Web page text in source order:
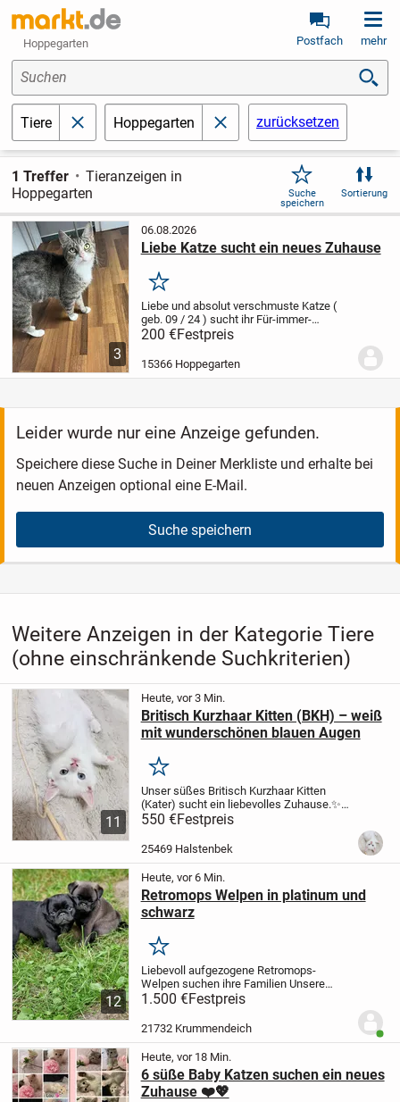
Hoppegarten Postfach mehr
Suchen
Tiere schließenHoppegarten schließenzurücksetzen
1 Treffer
Tieranzeigen in
Hoppegarten
Suche
speichern
Sortierung
3
06.08.2026
Liebe Katze sucht ein neues Zuhause
Merken
Liebe und absolut verschmuste Katze (
geb. 09 / 24 ) sucht ihr Für-immer-
Zuhause.Sie ist kastriert, gechippt und
Hunde sollten nicht im selben
Haushalt leben.
200 €Festpreis
15366 Hoppegarten
Leider wurde nur eine Anzeige gefunden.
Speichere diese Suche in Deiner Merkliste und erhalte bei
neuen Anzeigen optional eine E-Mail.
Suche speichern
Weitere Anzeigen in der Kategorie Tiere
(ohne einschränkende Suchkriterien)
11
Heute, vor 3 Min.
Britisch Kurzhaar Kitten (BKH) – weiß
mit wunderschönen blauen Augen
Merken
Unser süßes Britisch Kurzhaar Kitten
(Kater) sucht ein liebevolles Zuhause.✨
Geboren: 18.04. um 00:44 Uhr
Mit 12 Wochen
Augen: Wunderschöne blaue Augen
550 €Festpreis
25469 Halstenbek
12
Heute, vor 6 Min.
Retromops Welpen in platinum und
schwarz
Merken
Liebevoll aufgezogene Retromops-
Welpen suchen ihre FamilienUnsere
kleinen Retromöpse suchen noch ihr
passendes Zuhause. ❤️
wachsen bei uns mitten im Haus und im
1.500 €Festpreis
21732 Krummendeich
Heute, vor 18 Min.
6 süße Baby Katzen suchen ein neues
Zuhause ❤️💖